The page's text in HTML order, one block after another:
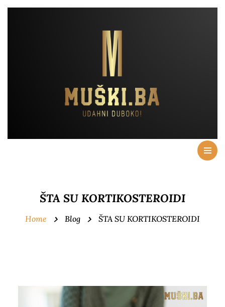
ŠTA SU KORTIKOSTEROIDI
Home Blog ŠTA SU KORTIKOSTEROIDI